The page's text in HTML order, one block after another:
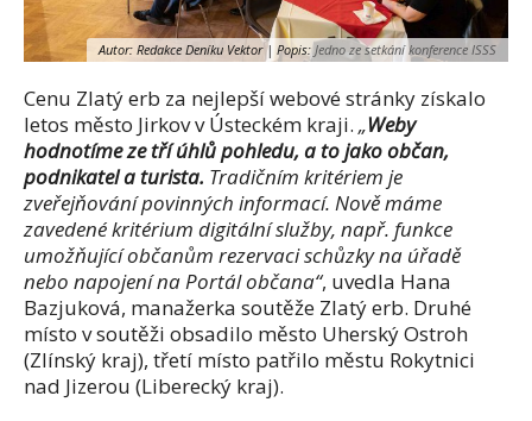
Autor: Redakce Deníku Vektor | Popis:Jedno ze setkání konference ISSS
Cenu Zlatý erb za nejlepší webové stránky získalo
letos město Jirkov v Ústeckém kraji. „Weby
hodnotíme ze tří úhlů pohledu, a to jako občan,
podnikatel a turista. Tradičním kritériem je
zveřejňování povinných informací. Nově máme
zavedené kritérium digitální služby, např. funkce
umožňující občanům rezervaci schůzky na úřadě
nebo napojení na Portál občana“, uvedla Hana
Bazjuková, manažerka soutěže Zlatýerb. Druhé
místo v soutěži obsadilo město Uherský Ostroh
(Zlínský kraj), třetí místo patřilo městu Rokytnici
nad Jizerou (Liberecký kraj).